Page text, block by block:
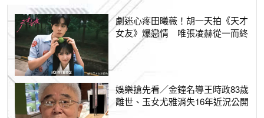
劇迷心疼田曦薇！胡一天拍《天才
女友》爆戀情 唯張凌赫從一而終
娛樂搶先看／金鐘名導王時政83歲
離世、玉女尤雅消失16年近況公開